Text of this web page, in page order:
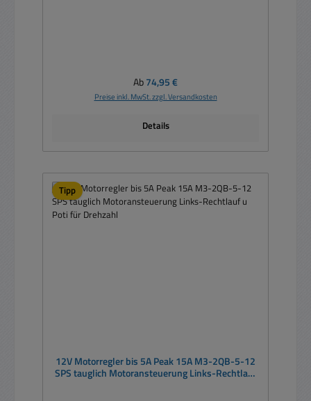
Regulärer Preis:
Ab74,95 €
Preise inkl. MwSt. zzgl. Versandkosten
Details
Tipp
12V Motorregler bis 5A Peak 15A M3-2QB-5-12
SPS tauglich Motoransteuerung Links-Rechtlauf